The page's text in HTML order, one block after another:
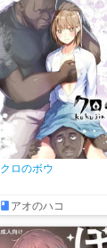
クロのボウ
アオのハコ